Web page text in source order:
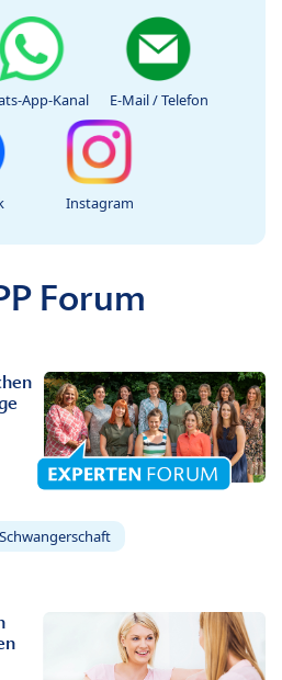
App-Kanal E-Mail / Telefon
Instagram
Forum
Schwangerschaft